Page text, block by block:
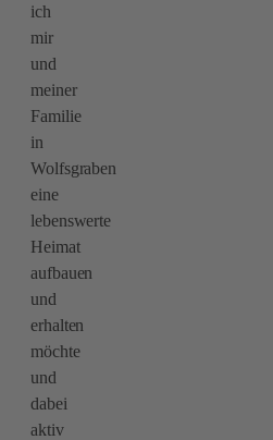
ich
mir
und
meiner
Familie
in
Wolfsgraben
eine
lebenswerte
Heimat
aufbauen
und
erhalten
möchte
und
dabei
aktiv